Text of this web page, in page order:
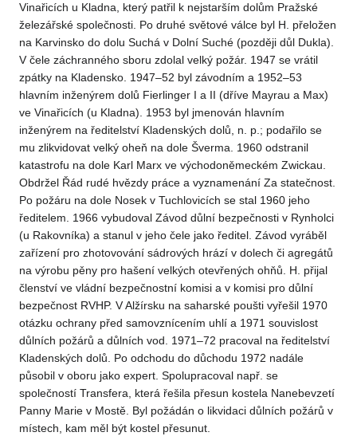
Vinařicích u Kladna, který patřil k nejstarším dolům Pražské
železářské společnosti. Po druhé světové válce byl H. přeložen
na Karvinsko do dolu Suchá v Dolní Suché (později důl Dukla).
V čele záchranného sboru zdolal velký požár. 1947 se vrátil
zpátky na Kladensko. 1947–52 byl závodním a 1952–53
hlavním inženýrem dolů Fierlinger I a II (dříve Mayrau a Max)
ve Vinařicích (u Kladna). 1953 byl jmenován hlavním
inženýrem na ředitelství Kladenských dolů, n. p.; podařilo se
mu zlikvidovat velký oheň na dole Šverma. 1960 odstranil
katastrofu na dole Karl Marx ve východoněmeckém Zwickau.
Obdržel Řád rudé hvězdy práce a vyznamenání Za statečnost.
Po požáru na dole Nosek v Tuchlovicích se stal 1960 jeho
ředitelem. 1966 vybudoval Závod důlní bezpečnosti v Rynholci
(u Rakovníka) a stanul v jeho čele jako ředitel. Závod vyráběl
zařízení pro zhotovování sádrových hrází v dolech či agregátů
na výrobu pěny pro hašení velkých otevřených ohňů. H. přijal
členství ve vládní bezpečnostní komisi a v komisi pro důlní
bezpečnost RVHP. V Alžírsku na saharské poušti vyřešil 1970
otázku ochrany před samovznícením uhlí a 1971 souvislost
důlních požárů a důlních vod. 1971–72 pracoval na ředitelství
Kladenských dolů. Po odchodu do důchodu 1972 nadále
působil v oboru jako expert. Spolupracoval např. se
společností Transfera, která řešila přesun kostela Nanebevzetí
Panny Marie v Mostě. Byl požádán o likvidaci důlních požárů v
místech, kam měl být kostel přesunut.